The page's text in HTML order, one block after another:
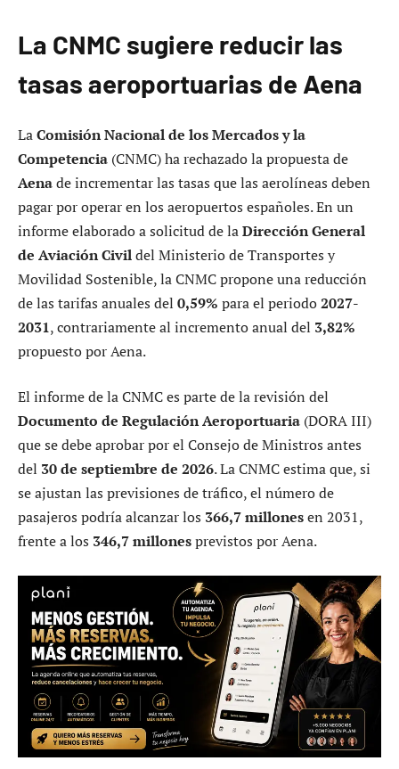
La CNMC sugiere reducir las
tasas aeroportuarias de Aena
LaComisión Nacional de los Mercados y la
Competencia (CNMC) ha rechazado la propuesta de
Aenade incrementar las tasas que las aerolíneas deben
pagar por operar en los aeropuertos españoles. En un
informe elaborado a solicitud de laDirección General
de Aviación Civildel Ministerio de Transportes y
Movilidad Sostenible, la CNMC propone una reducción
de las tarifas anuales del 0,59% para el periodo2027-
2031, contrariamente al incremento anual del 3,82%
propuesto por Aena.
El informe de la CNMC es parte de la revisión del
Documento de Regulación Aeroportuaria (DORA III)
que se debe aprobar por el Consejo de Ministros antes
del 30 de septiembre de 2026. La CNMC estima que, si
se ajustan las previsiones de tráfico, el número de
pasajeros podría alcanzar los 366,7 millonesen 2031,
frente a los 346,7 millonesprevistos por Aena.